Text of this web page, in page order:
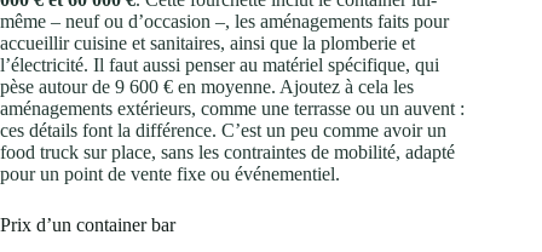
même – neuf ou d’occasion –, les aménagements faits pour
accueillir cuisine et sanitaires, ainsi que la plomberie et
l’électricité. Il faut aussi penser au matériel spécifique, qui
pèse autour de 9 600 € en moyenne. Ajoutez à cela les
aménagements extérieurs, comme une terrasse ou un auvent :
ces détails font la différence. C’est un peu comme avoir un
food truck sur place, sans les contraintes de mobilité, adapté
pour un point de vente fixe ou événementiel.
Prix d’un container bar